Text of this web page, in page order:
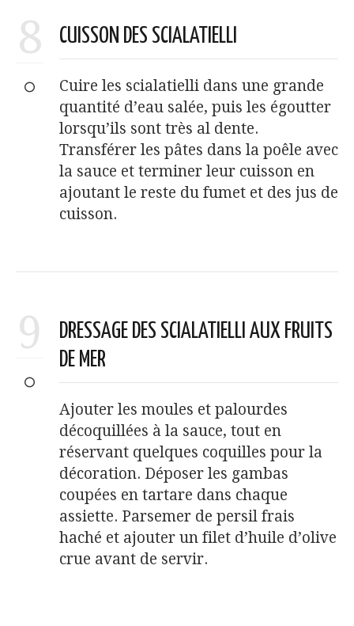
8 CUISSON DES SCIALATIELLI
Cuire les scialatielli dans une grande
quantité d’eau salée, puis les égoutter
lorsqu’ils sont très al dente.
Transférer les pâtes dans la poêle avec
la sauce et terminer leur cuisson en
ajoutant le reste du fumet et des jus de
cuisson.
9
DRESSAGE DES SCIALATIELLI AUX FRUITS
DE MER
Ajouter les moules et palourdes
décoquillées à la sauce, tout en
réservant quelques coquilles pour la
décoration. Déposer les gambas
coupées en tartare dans chaque
assiette. Parsemer de persil frais
haché et ajouter un filet d’huile d’olive
crue avant de servir.